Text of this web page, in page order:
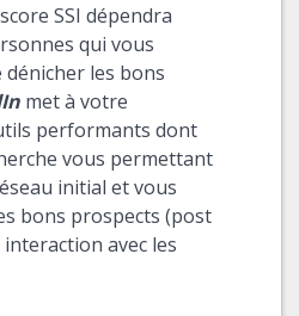
SSI dépendra
qui vous
les bons
met à votre
performants dont
vous permettant
initial et vous
bons prospects (post
avec les